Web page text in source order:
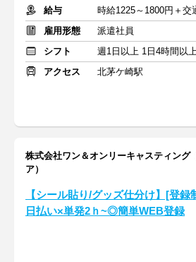
給与
時給1225～1800円＋交
雇用形態
派遣社員
シフト
週1日以上 1日4時間以
アクセス
北茅ケ崎駅
株式会社ワン＆オンリーキャスティング
ア）
【シール貼り/グッズ仕分け】[登
日払い×単発2ｈ~◎簡単WEB登録